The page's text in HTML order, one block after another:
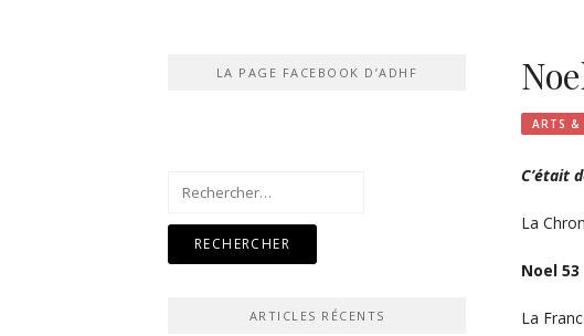
ARTS &
C’était
La
Noel 53
La
LA PAGE FACEBOOK D’ADHF
Rechercher :
ARTICLES RÉCENTS